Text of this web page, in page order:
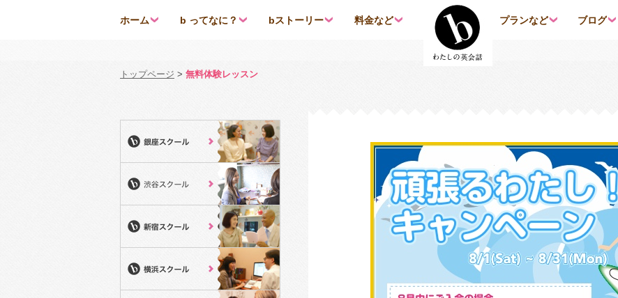
コンテンツへ移動
ホーム b ってなに？ bストーリー 料金など プランなど ブログ
トップページ > 無料体験レッスン